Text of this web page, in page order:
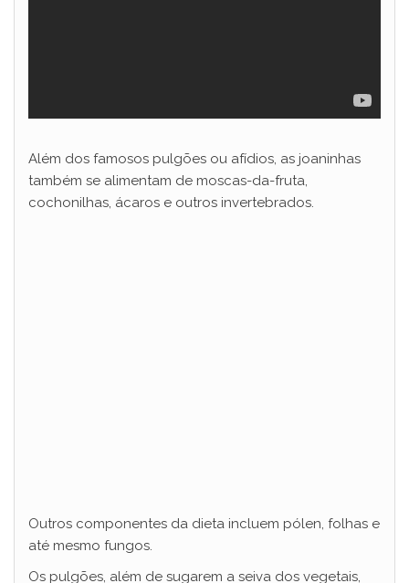
Além dos famosos pulgões ou afídios, as joaninhas
também se alimentam de moscas-da-fruta,
cochonilhas, ácaros e outros invertebrados.
Outros componentes da dieta incluem pólen, folhas e
até mesmo fungos.
Os pulgões, além de sugarem a seiva dos vegetais,